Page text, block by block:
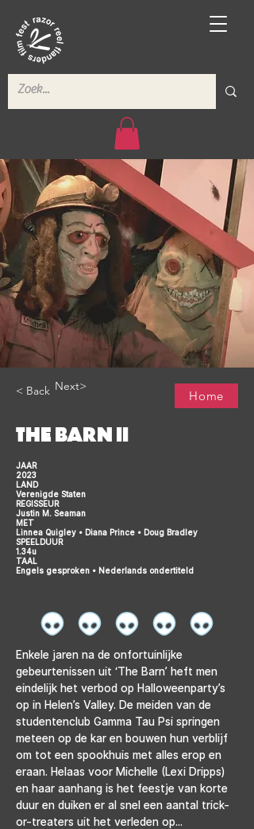
< Back Next>
Home
THE BARN II
JAAR
2023
LAND
Verenigde Staten
REGISSEUR
Justin M. Seaman
MET
Linnea Quigley • Diana Prince • Doug Bradley
SPEELDUUR
1.34u
TAAL
Engels gesproken • Nederlands ondertiteld
Enkele jaren na de onfortuinlijke
gebeurtenissen uit ‘The Barn’ heft men
eindelijk het verbod op Halloweenparty’s
op in Helen’s Valley. De meiden van de
studentenclub Gamma Tau Psi springen
meteen op de kar en bouwen hun verblijf
om tot een spookhuis met alles erop en
eraan. Helaas voor Michelle (Lexi Dripps)
en haar aanhang is het feestje van korte
duur en duiken er al snel een aantal trick-
or-treaters uit het verleden op...